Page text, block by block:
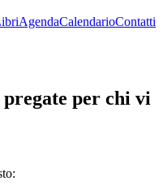
AgendaCalendarioContatti
per chi vi